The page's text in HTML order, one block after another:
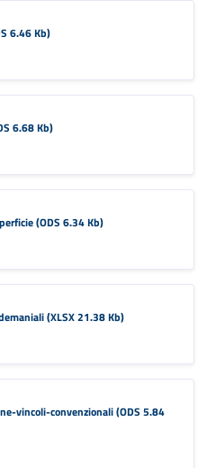
6.46 Kb)
6.68 Kb)
(ODS 6.34 Kb)
(XLSX 21.38 Kb)
vincoli-convenzionali (ODS 5.84